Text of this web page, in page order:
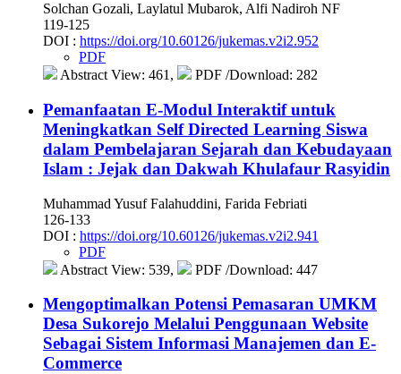
Solchan Gozali, Laylatul Mubarok, Alfi Nadiroh NF
119-125
DOI : https://doi.org/10.60126/jukemas.v2i2.952
PDF
Abstract View: 461,
PDF /Download: 282
Pemanfaatan E-Modul Interaktif untuk
Meningkatkan Self Directed Learning Siswa
dalam Pembelajaran Sejarah dan Kebudayaan
Islam : Jejak dan Dakwah Khulafaur Rasyidin
Muhammad Yusuf Falahuddini, Farida Febriati
126-133
DOI : https://doi.org/10.60126/jukemas.v2i2.941
PDF
Abstract View: 539,
PDF /Download: 447
Mengoptimalkan Potensi Pemasaran UMKM
Desa Sukorejo Melalui Penggunaan Website
Sebagai Sistem Informasi Manajemen dan E-
Commerce